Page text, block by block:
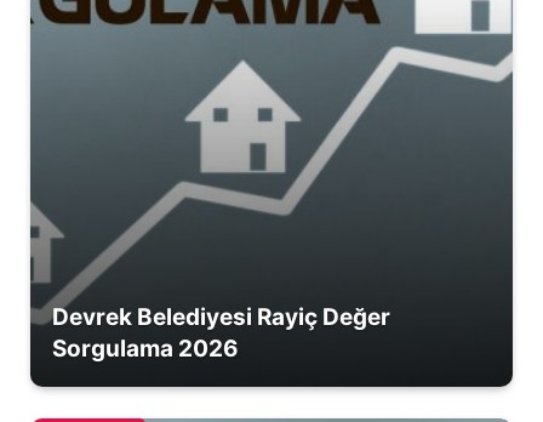
Devrek Belediyesi Rayiç Değer
Sorgulama 2026